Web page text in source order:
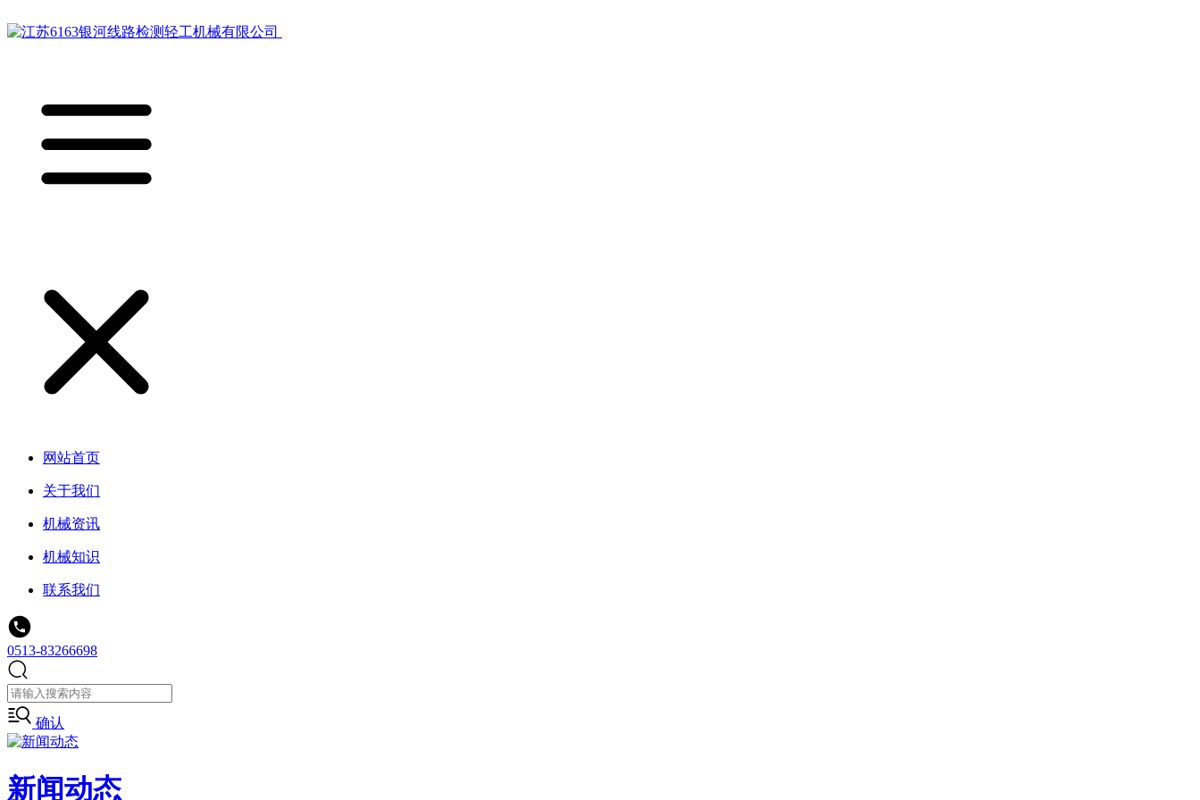
网站首页
关于我们
机械资讯
机械知识
联系我们
0513-83266698
确认
新闻动态